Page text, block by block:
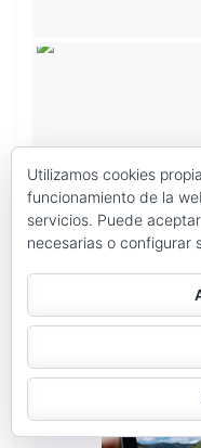
Utilizamos cookies
funcionamiento de la
servicios. Puede
necesarias o configurar